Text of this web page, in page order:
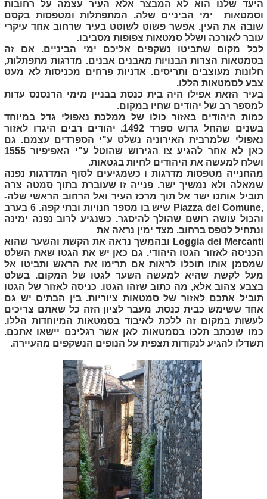
היעד שלנו הוא לא המבצר אלא העיר עצמה על רחובות
וסמטאות ימי הביניים שלה. המתפתלות ומטפסות בקסם
שובה את העין. אפשר פשוט לשוטט בעיר שרחוב אחד עיקרי
עובר לאורכה ושלל סמטאות צפופות מסביבו.
לכל מקום שתביטו נשקפים אליכם ימי הביניים. אם זה
בסמטאות הצרות הבנויות מאבנים אבנים. מדרגות מתפתלות,
חלונות מעוצבים ותריסים. אדניות פרחים מכניסות לא מעט
צבע לסמטאות הללו.
בעיר הזאת אפילו היה בית כנסת בבניין מימי הרנסנס עדות
למספר רב של יהודים שחיו במקום.
כמות היהודים באזור כולו של ממלכת נאפולי גדל במיוחד
בשנים שהחל גרוש ספרד 1492. יהודים רבים היגרו לאזור
נאפולי שלמרבית האירוניה נשלט ע"י הספרדים עצמם. גם
כאן לא אחר להגיע צו הגירוש שהוטל ע"י האפיפיור 1555
ושלח למעשה את היהודים לחיות בגטאות.
מהחנייה מטפסות מדרגות ו כשמגיעים לסוף המדרגות נפנה
שמאלה ולא נמשיך ישר. פנייה זו שעוברת בתוך סמטה צרה
תוביל אותנו ישר אל תוך מרכז העיר ואל הרחוב הראשי שלה-
Piazza del Comune,
שיש בו מספר חנויות ובתי קפה. 6 בערב
והכול עושה רושם שהולך להיסגר. כשנגיע לרוב נפנה ימינה
ונתחיל לטפס ברחוב. מצד ימין נראה את
Loggia dei Mercanti ובהמשך נראה את הקשת והשער שהוא
הכניסה לאזור הגטו היהודי. גם כאן יש את הגטו שאת השלט
שמסמן אותו תוכלו לראות אם תרימו את הראש ותביטו אל
מעל לקשת שהיא למעשה השער לגטו של המקום. בשלט
בצבע צהוב אלא, מה כתוב שזהו הגטו. כניסה לאזור של הגטו
תוביל אתכם לאזור של סמטאות ציוריות. בין הבתים יש גם
אחד ששימש כבית כנסת. מעבר לציון הזה כל שאתם צריכים
לעשות במקום זה ללכת לאיבוד בסמטאות המיוחדות הללו.
כמו שנכתב תלכו בסמטאות לאן אשר רגליכם יישאו אתכם.
תשדלו להגיע לנקודות תצפית על הנופים הנשקפים מהעיירה.